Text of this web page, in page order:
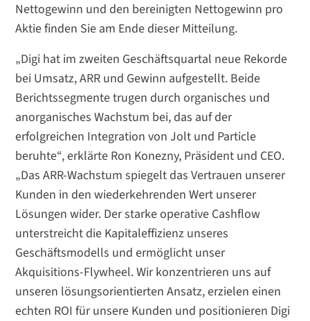
Nettogewinn und den bereinigten Nettogewinn pro
Aktie finden Sie am Ende dieser Mitteilung.
„Digi hat im zweiten Geschäftsquartal neue Rekorde
bei Umsatz, ARR und Gewinn aufgestellt. Beide
Berichtssegmente trugen durch organisches und
anorganisches Wachstum bei, das auf der
erfolgreichen Integration von Jolt und Particle
beruhte“, erklärte Ron Konezny, Präsident und CEO.
„Das ARR-Wachstum spiegelt das Vertrauen unserer
Kunden in den wiederkehrenden Wert unserer
Lösungen wider. Der starke operative Cashflow
unterstreicht die Kapitaleffizienz unseres
Geschäftsmodells und ermöglicht unser
Akquisitions-Flywheel. Wir konzentrieren uns auf
unseren lösungsorientierten Ansatz, erzielen einen
echten ROI für unsere Kunden und positionieren Digi